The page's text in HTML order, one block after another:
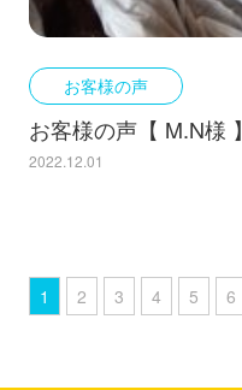
お客様の声
お客様の声【 M.N様 】
2022.12.01
1 2 3 4 5 6